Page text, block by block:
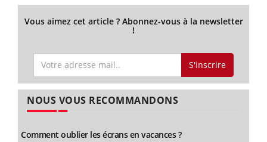
Vous aimez cet article ? Abonnez-vous à la newsletter
!
S'inscrire
NOUS VOUS RECOMMANDONS
Comment oublier les écrans en vacances ?